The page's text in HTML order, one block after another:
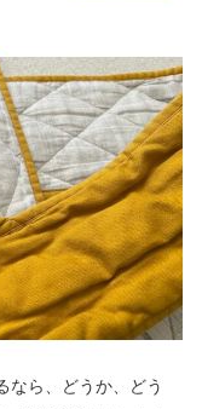
なら、どうか、どう